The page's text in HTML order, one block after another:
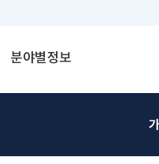
분야별정보